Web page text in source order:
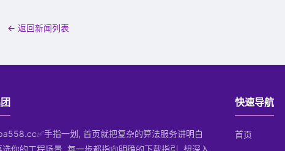
← 返回新闻列表
手指一划, 首页就把复杂的算法服务讲明白
你的工程场景, 每一步都指向明确的下载指引. 想深入
快速导航
首页